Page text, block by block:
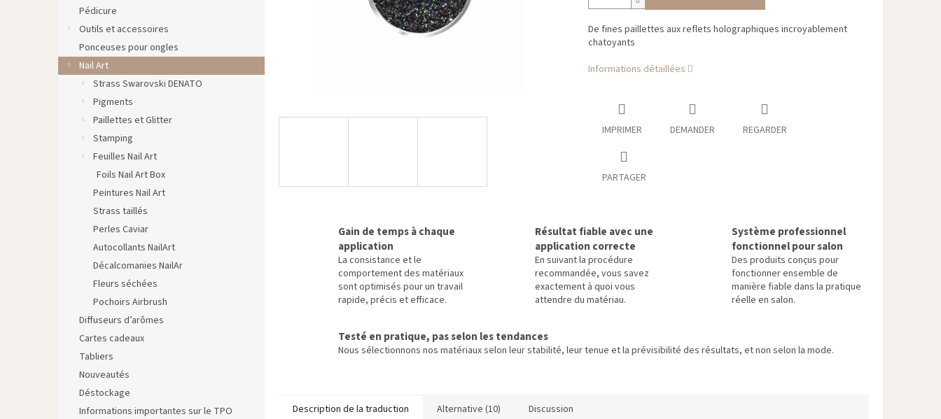
Pédicure
Outils et accessoires
Ponceuses pour ongles
Nail Art
Strass Swarovski DENATO
Pigments
Paillettes et Glitter
Stamping
Feuilles Nail Art
Foils Nail Art Box
Peintures Nail Art
Strass taillés
Perles Caviar
Autocollants NailArt
Décalcomanies NailAr
Fleurs séchées
Pochoirs Airbrush
Diffuseurs d’arômes
Cartes cadeaux
Tabliers
Nouveautés
Déstockage
Informations importantes sur le TPO
De fines paillettes aux reflets holographiques incroyablement
chatoyants
Informations détaillées
IMPRIMER DEMANDER REGARDER
PARTAGER
Gain de temps à chaque
application
La consistance et le
comportement des matériaux
sont optimisés pour un travail
rapide, précis et efficace.
Résultat fiable avec une
application correcte
En suivant la procédure
recommandée, vous savez
exactement à quoi vous
attendre du matériau.
Système professionnel
fonctionnel pour salon
Des produits conçus pour
fonctionner ensemble de
manière fiable dans la pratique
réelle en salon.
Testé en pratique, pas selon les tendances
Nous sélectionnons nos matériaux selon leur stabilité, leur tenue et la prévisibilité des résultats, et non selon la mode.
Description de la traduction Alternative (10) Discussion